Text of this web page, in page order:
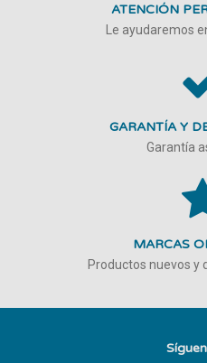
ATENCIÓN
Le ayudaremos
GARANTÍA Y
Garantía
MARCAS
Productos nuevos y